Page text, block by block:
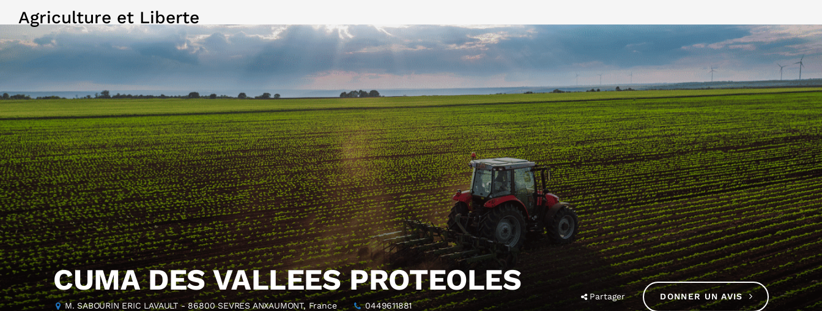
Agriculture et Liberte
CUMA DES VALLEES PROTEOLES
M. SABOURIN ERIC LAVAULT - 86800 SEVRES ANXAUMONT, France 0449611881
Partager DONNER UN AVIS